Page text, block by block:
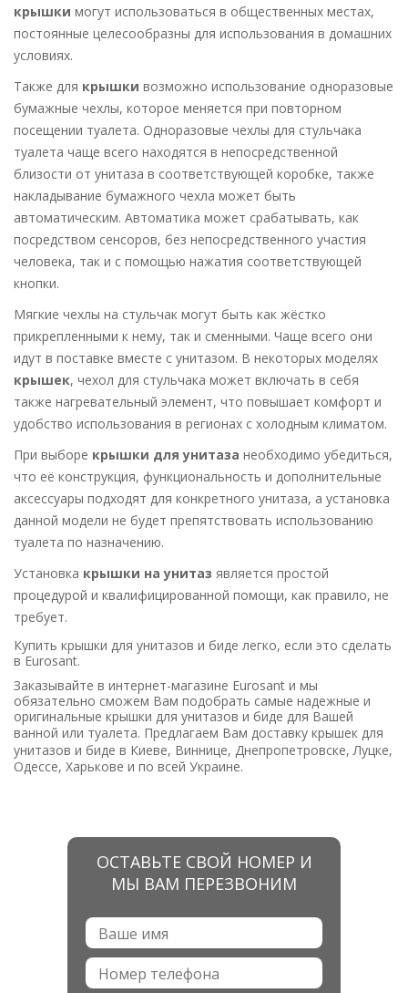
крышки могут использоваться в общественных местах,
постоянные целесообразны для использования в домашних
условиях.
Также для крышки возможно использование одноразовые
бумажные чехлы, которое меняется при повторном
посещении туалета. Одноразовые чехлы для стульчака
туалета чаще всего находятся в непосредственной
близости от унитаза в соответствующей коробке, также
накладывание бумажного чехла может быть
автоматическим. Автоматика может срабатывать, как
посредством сенсоров, без непосредственного участия
человека, так и с помощью нажатия соответствующей
кнопки.
Мягкие чехлы на стульчак могут быть как жёстко
прикрепленными к нему, так и сменными. Чаще всего они
идут в поставке вместе с унитазом. В некоторых моделях
крышек, чехол для стульчака может включать в себя
также нагревательный элемент, что повышает комфорт и
удобство использования в регионах с холодным климатом.
При выборе крышки для унитаза необходимо убедиться,
что её конструкция, функциональность и дополнительные
аксессуары подходят для конкретного унитаза, а установка
данной модели не будет препятствовать использованию
туалета по назначению.
Установка крышки на унитаз является простой
процедурой и квалифицированной помощи, как правило, не
требует.
Купить крышки для унитазов и биде легко, если это сделать
в Eurosant.
Заказывайте в интернет-магазине Eurosant и мы
обязательно сможем Вам подобрать самые надежные и
оригинальные крышки для унитазов и биде для Вашей
ванной или туалета. Предлагаем Вам доставку крышек для
унитазов и биде в Киеве, Виннице, Днепропетровске, Луцке,
Одессе, Харькове и по всей Украине.
ОСТАВЬТЕ СВОЙ НОМЕР И
МЫ ВАМ ПЕРЕЗВОНИМ